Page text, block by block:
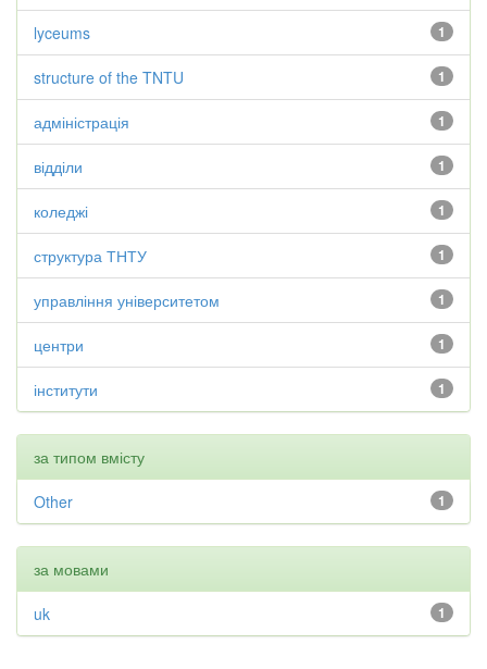
1
lyceums
1
structure of the TNTU
1
адміністрація
1
відділи
1
коледжі
1
структура ТНТУ
1
управління університетом
1
центри
1
інститути
за типом вмісту
1
Other
за мовами
1
uk